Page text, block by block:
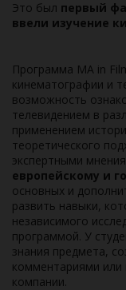
Это был первый
ввели изучение
Программа MA in
кинематографии и
возможность
телевидением в
применением
теоретического
экспертными
европейскому и
основных и
развить навыки,
независимого
программой. У
знания предмета,
комментариями или
компании.